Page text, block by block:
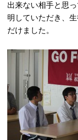
出来ない相手と思
明していただき、
だけました。